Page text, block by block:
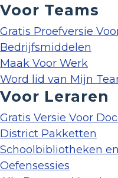
Voor Teams
Gratis Proefversie
Bedrijfsmiddelen
Maak Voor Werk
Word lid van Mijn
Voor Leraren
Gratis Versie Voor
District Pakketten
Schoolbibliotheken
Oefensessies